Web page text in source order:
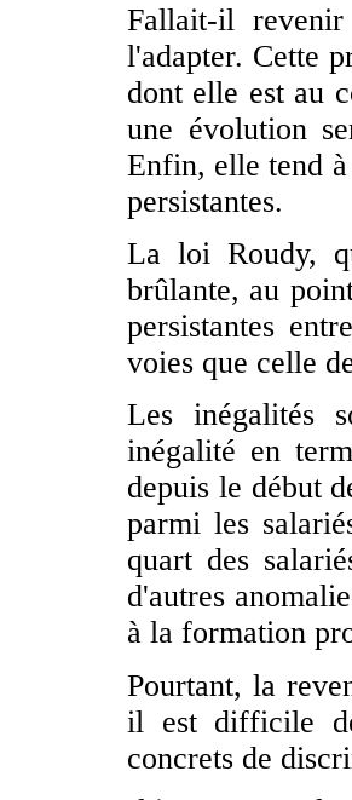
Fallait-il
l'adapter. Cette
dont elle est au
une évolution
Enfin, elle tend
persistantes.
La loi Roudy,
brûlante, au
persistantes
voies que celle
Les inégalités
inégalité en
depuis le début
parmi les
quart des
d'autres
à la formation
Pourtant, la
il est difficile
concrets de